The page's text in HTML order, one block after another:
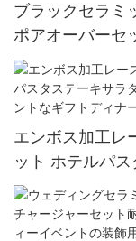
ブラックセラミ
ポアオーバーセ
ホームコーヒー
ップソーサーミ
エンボス加工レ
ット ホテルパ
ウェディング宴
ェア